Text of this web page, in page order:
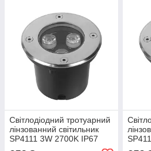
Світлодіодний тротуарний
лінзованний світильник
SP4111 3W 2700K IP67